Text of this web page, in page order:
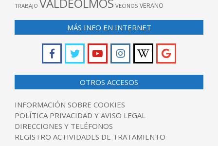
TRABAJO VECINOS VERANO
MÁS INFO EN INTERNET
OTROS ACCESOS
INFORMACIÓN SOBRE COOKIES
POLÍTICA PRIVACIDAD Y AVISO LEGAL
DIRECCIONES Y TELÉFONOS
REGISTRO ACTIVIDADES DE TRATAMIENTO